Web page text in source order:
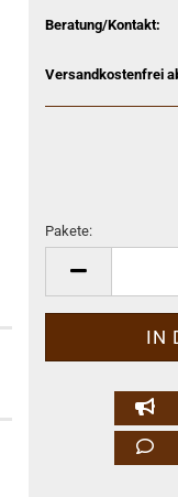
Beratung/Kontakt:
Versandkostenfrei
Pakete:
Pakete